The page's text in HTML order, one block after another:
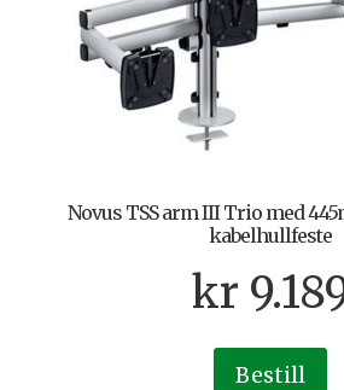
Novus TSS arm III Trio med
kabelhullfeste
kr
Bestill